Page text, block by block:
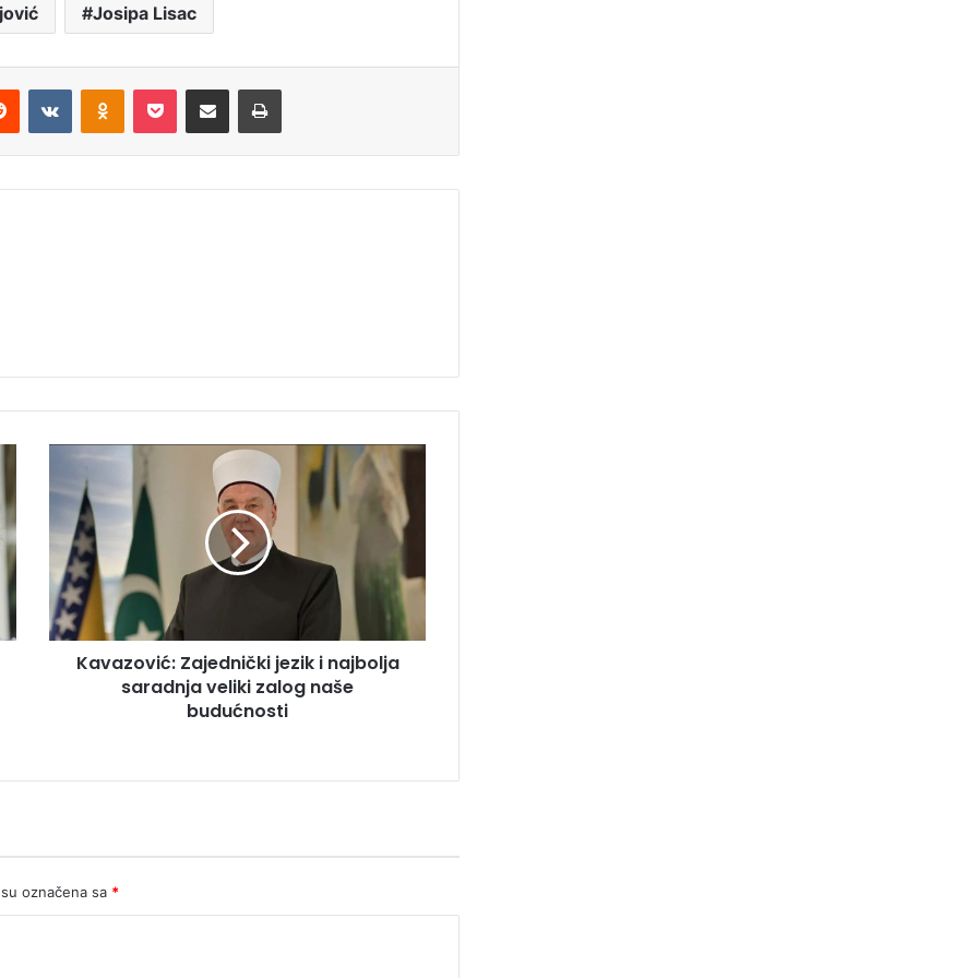
Josipa Lisac
Reddit VKontakteOdnoklassniki
Pocket Share via Email Print
Kavazović:
Zajednički
jezik
i
najbolja
saradnja
veliki
zalog
naše
budućnosti
Kavazović: Zajednički jezik i najbolja
saradnja veliki zalog naše
budućnosti
označena sa *